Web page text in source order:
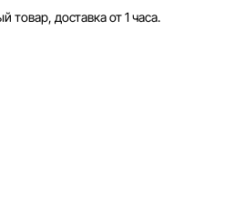
доставка от 1 часа.